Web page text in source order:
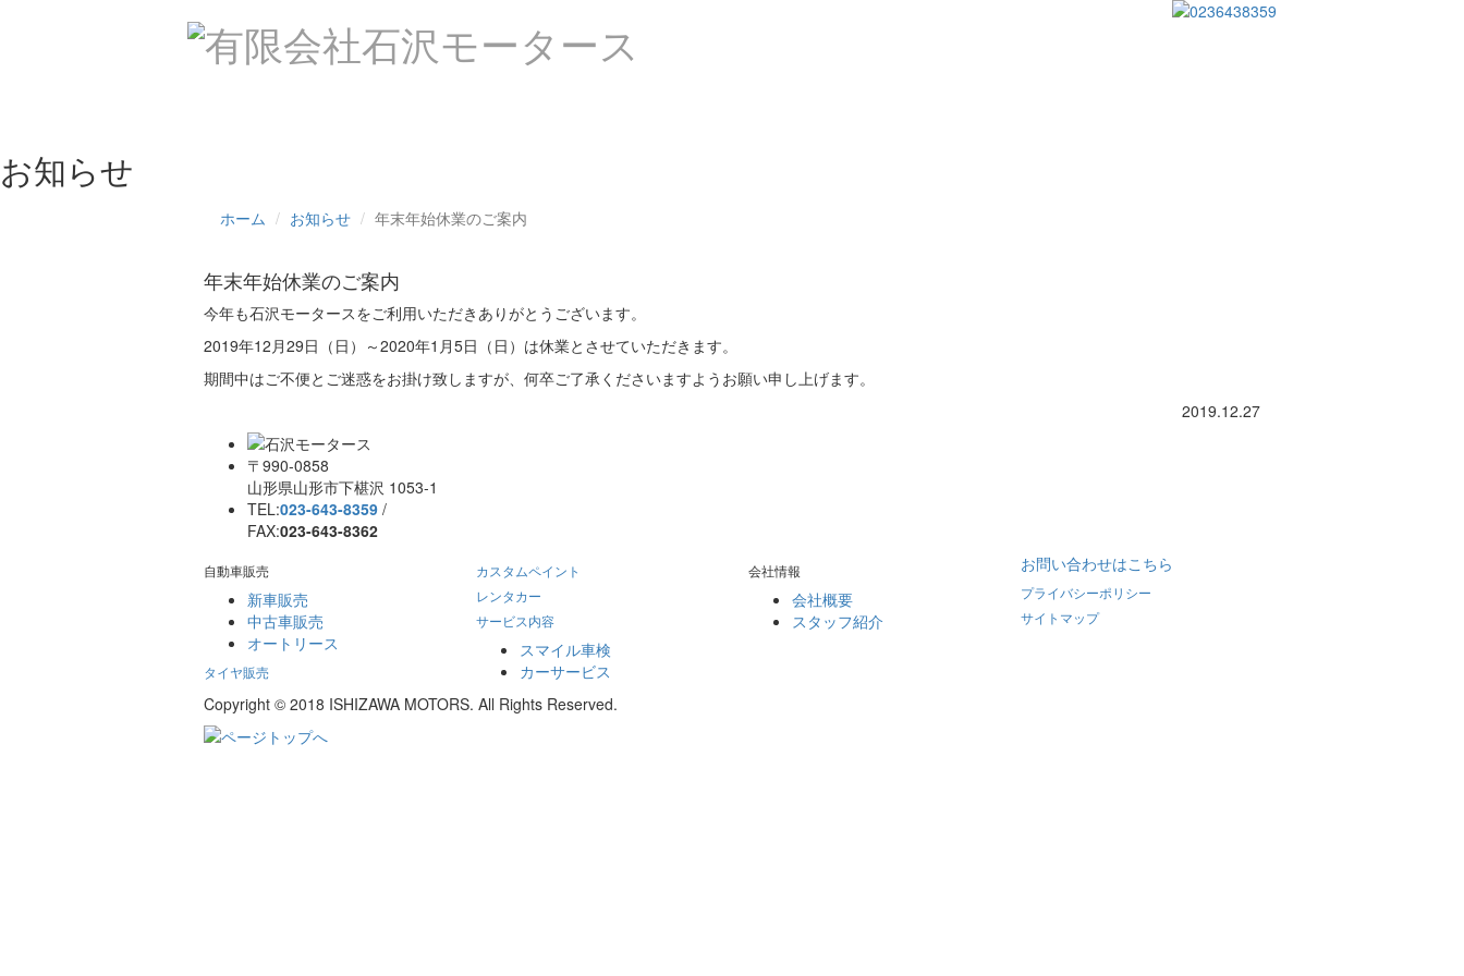
お知らせ
ホーム お知らせ 年末年始休業のご案内
年末年始休業のご案内
今年も石沢モータースをご利用いただきありがとうございます。
2019年12月29日（日）～2020年1月5日（日）は休業とさせていただきます。
期間中はご不便とご迷惑をお掛け致しますが、何卒ご了承くださいますようお願い申し上げます。
2019.12.27
〒990-0858
山形県山形市下椹沢 1053-1
TEL:023-643-8359 /
FAX:023-643-8362
自動車販売
新車販売
中古車販売
オートリース
タイヤ販売
カスタムペイント
レンタカー
サービス内容
スマイル車検
カーサービス
会社情報
会社概要
スタッフ紹介
お問い合わせはこちら
プライバシーポリシー
サイトマップ
Copyright © 2018 ISHIZAWA MOTORS. All Rights Reserved.